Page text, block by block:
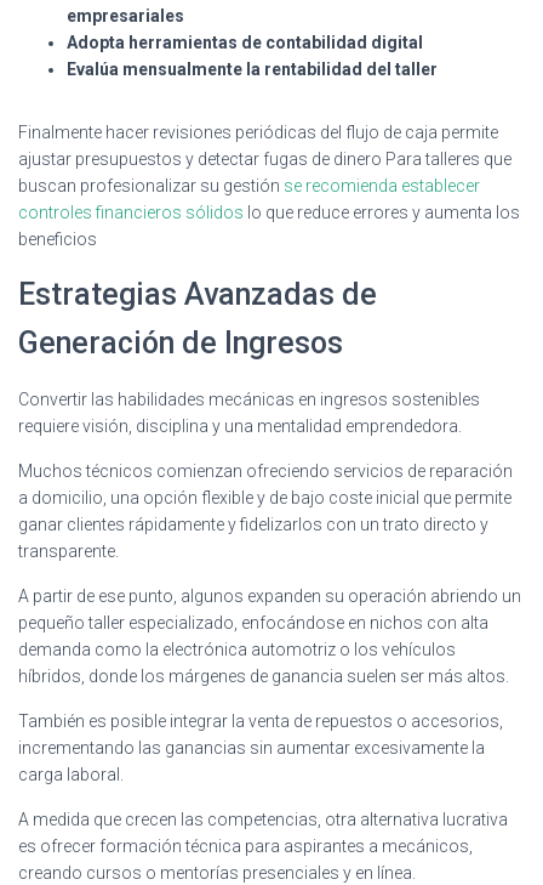
empresariales
Adopta herramientas de contabilidad digital
Evalúa mensualmente la rentabilidad del taller
Finalmente hacer revisiones periódicas del flujo de caja permite
ajustar presupuestos y detectar fugas de dinero Para talleres que
buscan profesionalizar su gestión se recomienda establecer
controles financieros sólidos lo que reduce errores y aumenta los
beneficios
Estrategias Avanzadas de
Generación de Ingresos
Convertir las habilidades mecánicas en ingresos sostenibles
requiere visión, disciplina y una mentalidad emprendedora.
Muchos técnicos comienzan ofreciendo servicios de reparación
a domicilio, una opción flexible y de bajo coste inicial que permite
ganar clientes rápidamente y fidelizarlos con un trato directo y
transparente.
A partir de ese punto, algunos expanden su operación abriendo un
pequeño taller especializado, enfocándose en nichos con alta
demanda como la electrónica automotriz o los vehículos
híbridos, donde los márgenes de ganancia suelen ser más altos.
También es posible integrar la venta de repuestos o accesorios,
incrementando las ganancias sin aumentar excesivamente la
carga laboral.
A medida que crecen las competencias, otra alternativa lucrativa
es ofrecer formación técnica para aspirantes a mecánicos,
creando cursos o mentorías presenciales y en línea.